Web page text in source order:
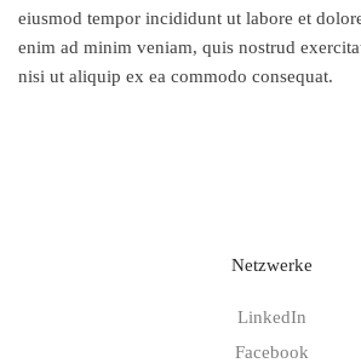
eiusmod tempor incididunt ut labore et
enim ad minim veniam, quis nostrud
nisi ut aliquip ex ea commodo consequat.
Netzwerke
LinkedIn
Facebook